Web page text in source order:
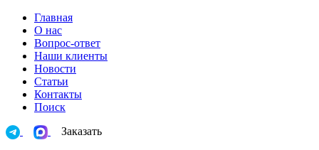
Главная
О нас
Вопрос-ответ
Наши клиенты
Новости
Статьи
Контакты
Поиск
Заказать